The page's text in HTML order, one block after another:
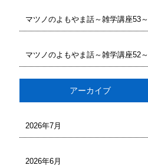
マツノのよもやま話～雑学講座53～
マツノのよもやま話～雑学講座52～
アーカイブ
2026年7月
2026年6月